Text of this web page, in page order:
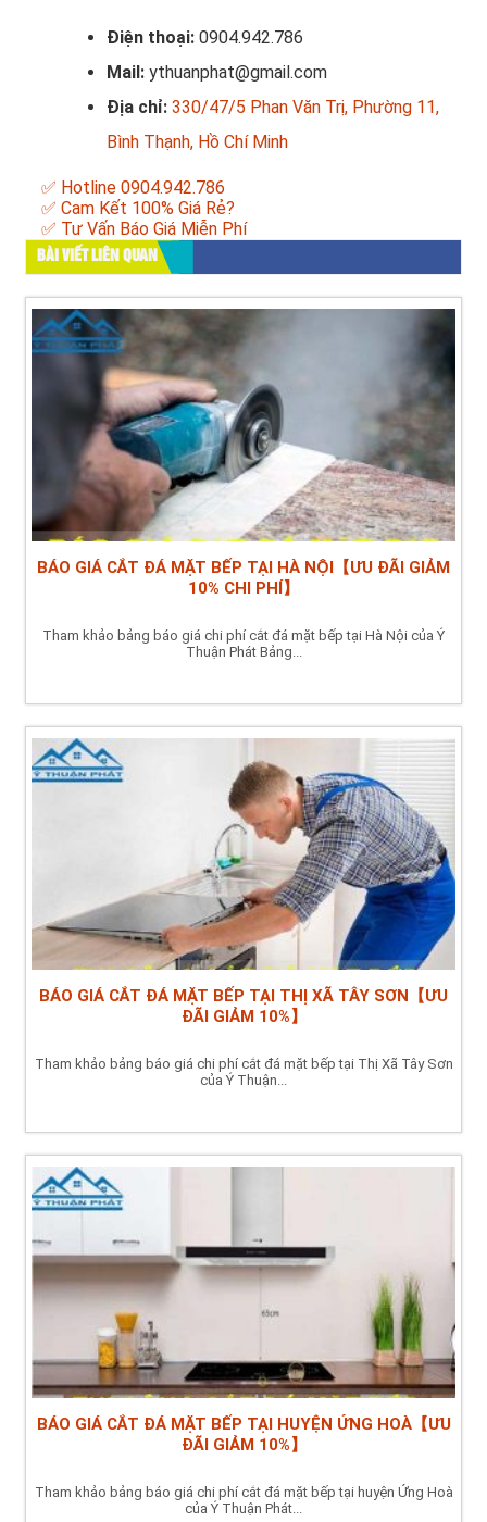
Điện thoại: 0904.942.786
Mail: ythuanphat@gmail.com
Địa chỉ: 330/47/5 Phan Văn Trị, Phường 11,
Bình Thạnh, Hồ Chí Minh
✅ Hotline 0904.942.786
✅ Cam Kết 100% Giá Rẻ?
✅ Tư Vấn Báo Giá Miễn Phí
BÀI VIẾT LIÊN QUAN
BÁO GIÁ CẮT ĐÁ MẶT BẾP TẠI HÀ NỘI【ƯU ĐÃI GIẢM
10% CHI PHÍ】
Tham khảo bảng báo giá chi phí cắt đá mặt bếp tại Hà Nội của Ý
Thuận Phát Bảng...
BÁO GIÁ CẮT ĐÁ MẶT BẾP TẠI THỊ XÃ TÂY SƠN【ƯU
ĐÃI GIẢM 10%】
Tham khảo bảng báo giá chi phí cắt đá mặt bếp tại Thị Xã Tây Sơn
của Ý Thuận...
BÁO GIÁ CẮT ĐÁ MẶT BẾP TẠI HUYỆN ỨNG HOÀ【ƯU
ĐÃI GIẢM 10%】
Tham khảo bảng báo giá chi phí cắt đá mặt bếp tại huyện Ứng Hoà
của Ý Thuận Phát...